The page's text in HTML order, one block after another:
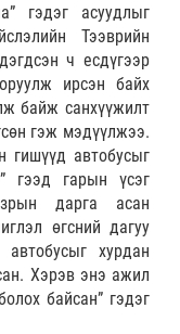
гэдэг асуудлыг
Тээврийн
ч есдүгээр
ирсэн байх
байж санхүүжилт
гэж мэдүүлжээ.
гишүүд автобусыг
гээд гарын үсэг
дарга асан
өгсний дагуу
хурдан
Хэрэв энэ ажил
байсан” гэдэг